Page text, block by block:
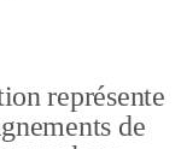
représente
de